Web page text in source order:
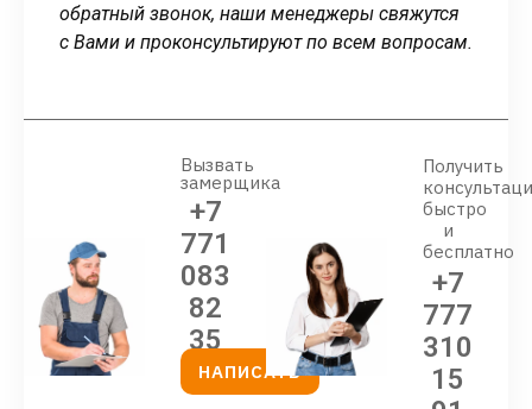
обратный звонок, наши менеджеры свяжутся
с Вами и проконсультируют по всем вопросам.
Вызвать
замерщика
+7
771
083
82
35
НАПИСАТЬ
Получить
быстро
и
бесплатно
+7
777
310
15